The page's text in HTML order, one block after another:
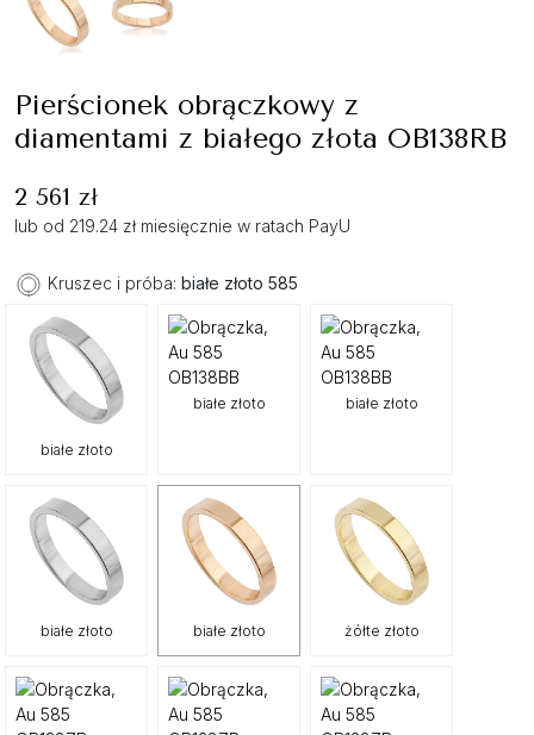
Pierścionek obrączkowy z
diamentami z białego złota OB138RB
2 561 zł
lub od 219.24 zł miesięcznie w ratach PayU
Kruszec i próba: białe złoto 585
białe złoto
białe złoto białe złoto
białe złoto białe złoto żółte złoto